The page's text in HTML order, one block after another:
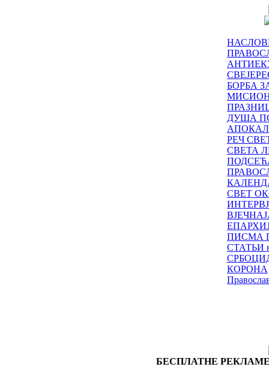
БОРБА
ДУША
РЕЧ
СВЕТА
СВЕТ
ПИСМА
СТАТЬИ
КОРОНА
БЕСПЛАТНЕ